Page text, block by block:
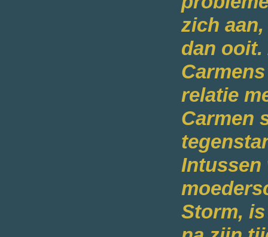
zich
dan ooit.
relatie
Carmen
Intussen
Storm,